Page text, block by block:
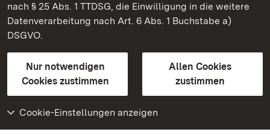
nach § 25 Abs. 1 TTDSG, die Einwilligung in die weitere
Datenverarbeitung nach Art. 6 Abs. 1 Buchstabe a)
DSGVO.
Nur notwendigen
Cookies zustimmen
Allen Cookies
zustimmen
Cookie-Einstellungen anzeigen
Staatliche Schlösser und Gärten Baden-Württemberg
Kontakt
GebärdenspracheLeichte Sprache
Erklärung zur Barrierefreiheit
BITV-konform (geprüfte Seiten)
Weiteres